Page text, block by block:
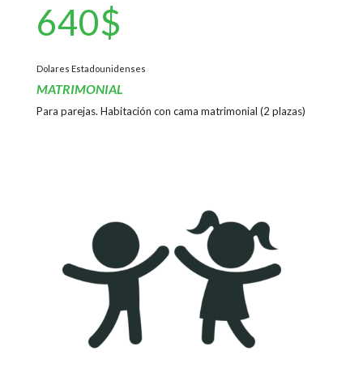
640$
Dolares Estadounidenses
MATRIMONIAL
Para parejas. Habitación con cama matrimonial (2 plazas)